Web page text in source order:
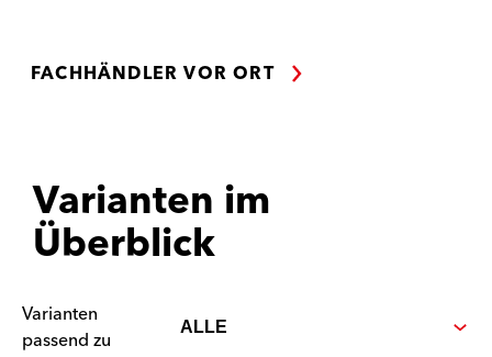
FACHHÄNDLER VOR ORT
Varianten im
Überblick
Varianten
passend zu